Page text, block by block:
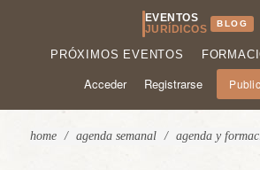
EVENTOS
JURÍDICOS
BLOG
PRÓXIMOS EVENTOS
Acceder Registrarse
home / agenda semanal / agenda y